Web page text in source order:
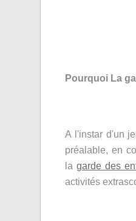
Pourquoi La
A l'instar d'un
préalable, en
lagarde des
activités